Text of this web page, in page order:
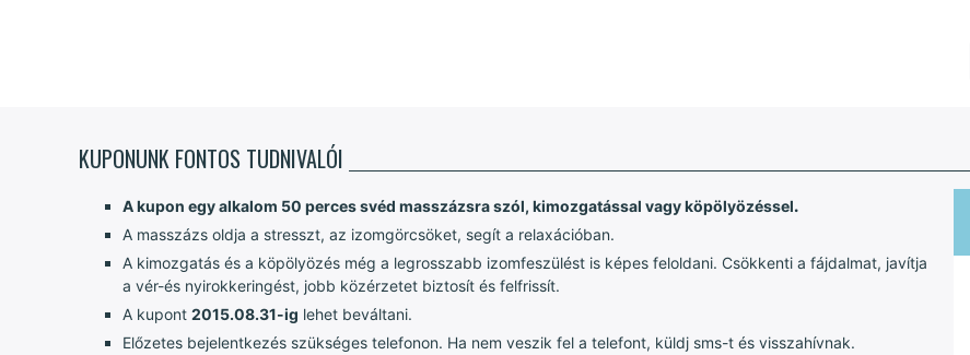
KUPONUNK FONTOS TUDNIVALÓI
A kupon egy alkalom 50 perces svéd masszázsra szól, kimozgatással vagy köpölyözéssel.
A masszázs oldja a stresszt, az izomgörcsöket, segít a relaxációban.
A kimozgatás és a köpölyözés még a legrosszabb izomfeszülést is képes feloldani. Csökkenti a fájdalmat, javítja
a vér-és nyirokkeringést, jobb közérzetet biztosít és felfrissít.
A kupont 2015.08.31-ig lehet beváltani.
Előzetes bejelentkezés szükséges telefonon. Ha nem veszik fel a telefont, küldj sms-t és visszahívnak.